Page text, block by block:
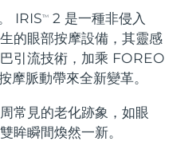
IRISTM
2 是一種非侵入
的眼部按摩設備，其靈感
引流技術，加乘 FOREO
摩脈動帶來全新變革。
常見的老化跡象，如眼
眸瞬間煥然一新。
套裝
緊致提拉
套裝
toning
口腔護理
預計送達日期8/9/26
預計送達日期8/15/26
預計送達日期8/12/26